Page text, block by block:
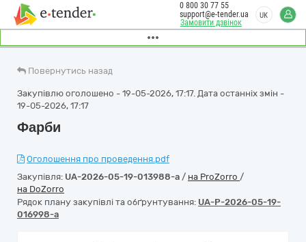
Замовити дзвінок
0 800 30 77 55
support@e-tender.ua
UK
Повернутись назад
Закупівлю оголошено - 19-05-2026, 17:17. Дата останніх змін -
19-05-2026, 17:17
Фарби
Оголошення про проведення.pdf
Закупівля: UA-2026-05-19-013988-a / на ProZorro /
на DoZorro
Рядок плану закупівлі та обґрунтування: UA-P-2026-05-19-
016998-a